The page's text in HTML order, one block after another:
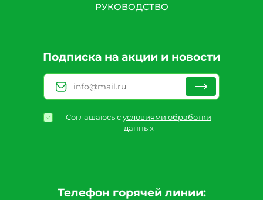
Телефон горячей линии:
РУКОВОДСТВО
Подписка на акции и новости
Соглашаюсь сусловиями обработки
данных